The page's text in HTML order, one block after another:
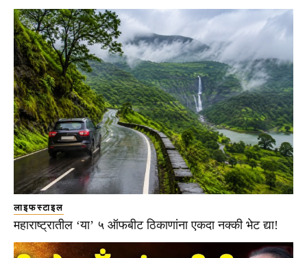
लाइफस्टाइल
महाराष्ट्रातील ‘या’ ५ ऑफबीट ठिकाणांना एकदा नक्की भेट द्या!